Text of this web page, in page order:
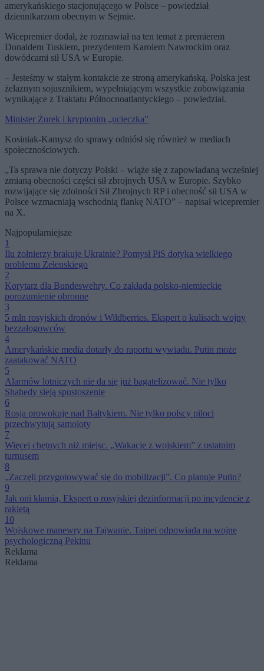
amerykańskiego stacjonującego w Polsce – powiedział
dziennikarzom obecnym w Sejmie.
Wicepremier dodał, że rozmawiał na ten temat z premierem
Donaldem Tuskiem, prezydentem Karolem Nawrockim oraz
dowódcami sił USA w Europie.
– Jesteśmy w stałym kontakcie ze stroną amerykańską. Polska jest
żelaznym sojusznikiem, wypełniającym wszystkie zobowiązania
wynikające z Traktatu Północnoatlantyckiego – powiedział.
Minister Żurek i kryptonim „ucieczka”
Kosiniak-Kamysz do sprawy odniósł się również w mediach
społecznościowych.
„Ta sprawa nie dotyczy Polski – wiąże się z zapowiadaną wcześniej
zmianą obecności części sił zbrojnych USA w Europie. Szybko
rozwijające się zdolności Sił Zbrojnych RP i obecność sił USA w
Polsce wzmacniają wschodnią flankę NATO” – napisał wicepremier
na X.
Najpopularniejsze
1
Ilu żołnierzy brakuje Ukrainie? Pomysł PiS dotyka wielkiego
problemu Zełenskiego
2
Korytarz dla Bundeswehry. Co zakłada polsko-niemieckie
porozumienie obronne
3
5 mln rosyjskich dronów i Wildberries. Ekspert o kulisach wojny
bezzałogowców
4
Amerykańskie media dotarły do raportu wywiadu. Putin może
zaatakować NATO
5
Alarmów lotniczych nie da się już bagatelizować. Nie tylko
Shahedy sieją spustoszenie
6
Rosja prowokuje nad Bałtykiem. Nie tylko polscy piloci
przechwytują samoloty
7
Więcej chętnych niż miejsc. „Wakacje z wojskiem” z ostatnim
turnusem
8
„Zaczęli przygotowywać się do mobilizacji”. Co planuje Putin?
9
Jak oni kłamią. Ekspert o rosyjskiej dezinformacji po incydencie z
rakietą
10
Wojskowe manewry na Tajwanie. Taipei odpowiada na wojnę
psychologiczną Pekinu
Reklama
Reklama